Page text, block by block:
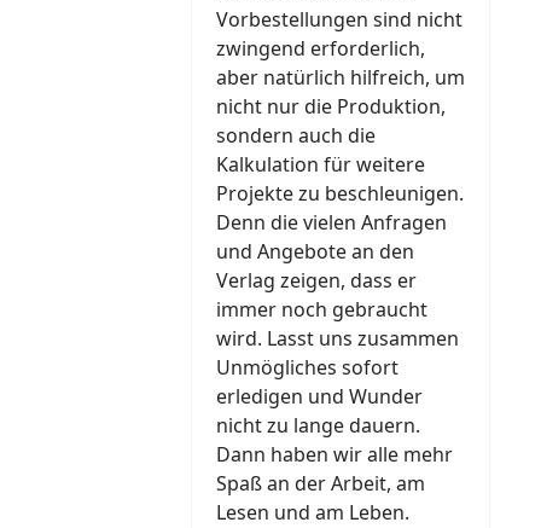
Vorbestellungen sind nicht
zwingend erforderlich,
aber natürlich hilfreich, um
nicht nur die Produktion,
sondern auch die
Kalkulation für weitere
Projekte zu beschleunigen.
Denn die vielen Anfragen
und Angebote an den
Verlag zeigen, dass er
immer noch gebraucht
wird. Lasst uns zusammen
Unmögliches sofort
erledigen und Wunder
nicht zu lange dauern.
Dann haben wir alle mehr
Spaß an der Arbeit, am
Lesen und am Leben.